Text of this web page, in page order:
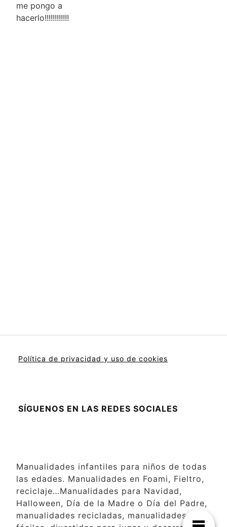
me pongo a
hacerlo!!!!!!!!!!!!
Política de privacidad y uso de cookies
SÍGUENOS EN LAS REDES SOCIALES
Manualidades infantiles para niños de todas
las edades. Manualidades en Foami, Fieltro,
reciclaje…Manualidades para Navidad,
Halloween, Día de la Madre o Día del Padre,
manualidades recicladas, manualidades